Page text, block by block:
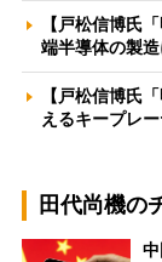
【戸松信博氏
端半導体の製
【戸松信博氏
えるキープレ
田代尚機の